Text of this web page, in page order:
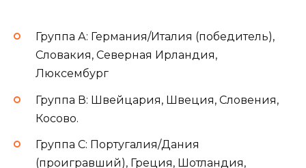
Группа А: Германия/Италия (победитель),
Словакия, Северная Ирландия,
Люксембург
Группа В: Швейцария, Швеция, Словения,
Косово.
Группа С: Португалия/Дания
(проигравший), Греция, Шотландия,